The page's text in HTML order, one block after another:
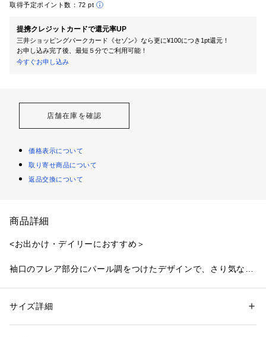
取得予定ポイント数： 72 pt
提携クレジットカードで還元率UP
三井ショッピングパークカード《セゾン》なら更に¥100につき1pt還元！
お申し込み完了後、最短５分でご利用可能！
今すぐお申し込み
店舗在庫を確認
価格表示について
取り寄せ商品について
返品交換について
商品詳細
<お出かけ・デイリーにおすすめ＞
袖口のフレア部分にパール調をつけたデザインで、さり気ない
リブ編みで華奢に見せながら、裾まわりはペプラムラインを演
性別：レディース
素材：レーヨン 67% ポリエステル 33%（裾部分）レーヨン 53% ポリエ
サイズ詳細